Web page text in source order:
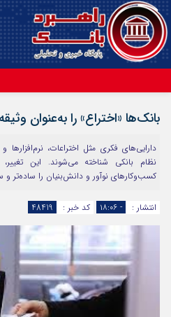
بانک‌ها «اختراع» را به‌عنوان
دارایی‌های فکری مثل اختراعات، نرم‌افزار‌ها
نظام بانکی شناخته می‌شوند. این
کسب‌وکار‌های نوآور و دانش‌بنیان را ساده‌تر و
انتشار : - ۱۸:۰۶ کد خبر : 48419